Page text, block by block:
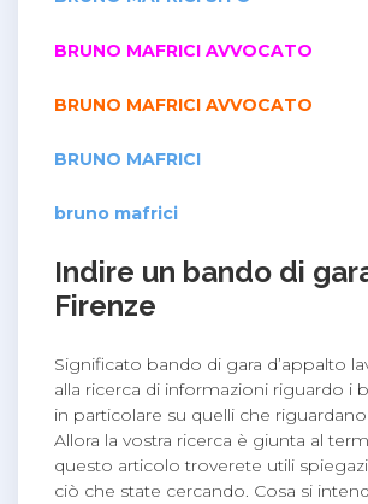
BRUNO MAFRICI AVVOCATO
BRUNO MAFRICI AVVOCATO
BRUNO MAFRICI
bruno mafrici
Indire un bando di
Firenze
Significato bando di gara d’appalto
alla ricerca di informazioni riguardo i
in particolare su quelli che
Allora la vostra ricerca è giunta al
questo articolo troverete utili
ciò che state cercando. Cosa si